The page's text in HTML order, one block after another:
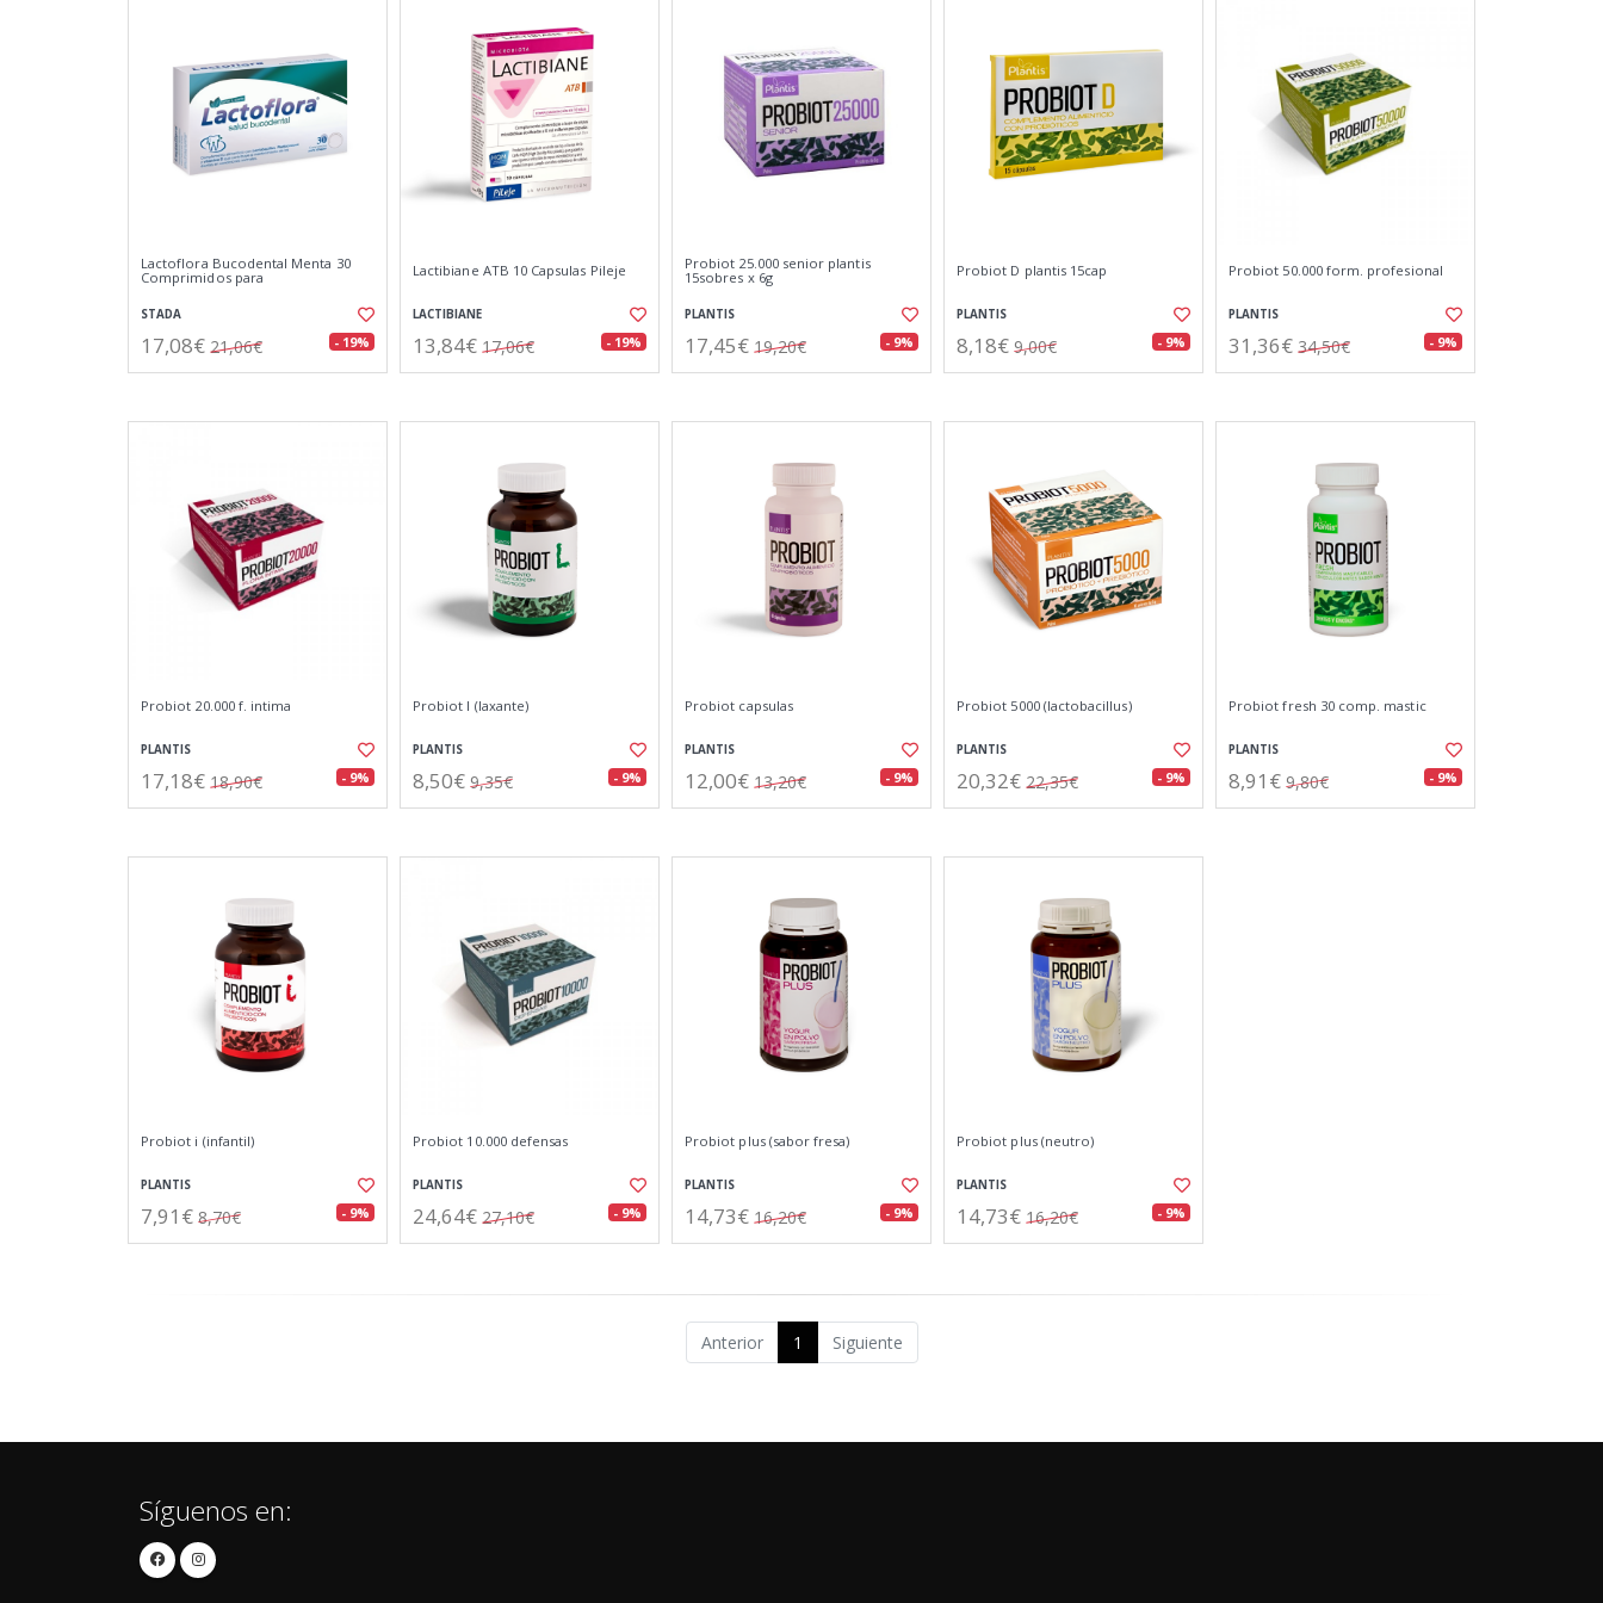
Lactoflora Bucodental Menta 30
Comprimidos para
STADA
17,08€ 21,06€ - 19%
Lactibiane ATB 10 Capsulas Pileje
LACTIBIANE
13,84€ 17,06€ - 19%
Probiot 25.000 senior plantis
15sobres x 6g
PLANTIS
17,45€ 19,20€ - 9%
Probiot D plantis 15cap
PLANTIS
8,18€ 9,00€ - 9%
Probiot 50.000 form. profesional
PLANTIS
31,36€ 34,50€ - 9%
Probiot 20.000 f. intima
PLANTIS
17,18€ 18,90€ - 9%
Probiot l (laxante)
PLANTIS
8,50€ 9,35€ - 9%
Probiot capsulas
PLANTIS
12,00€ 13,20€ - 9%
Probiot 5000 (lactobacillus)
PLANTIS
20,32€ 22,35€ - 9%
Probiot fresh 30 comp. mastic
PLANTIS
8,91€ 9,80€ - 9%
Probiot i (infantil)
PLANTIS
7,91€ 8,70€ - 9%
Probiot 10.000 defensas
PLANTIS
24,64€ 27,10€ - 9%
Probiot plus (sabor fresa)
PLANTIS
14,73€ 16,20€ - 9%
Probiot plus (neutro)
PLANTIS
14,73€ 16,20€ - 9%
Anterior 1 Siguiente
Síguenos en: